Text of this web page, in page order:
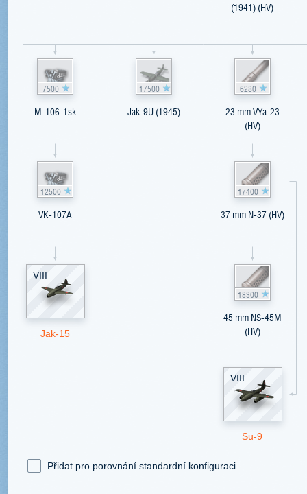
7500
M-106-1sk
12500
VK-107A
VIII
Jak-15
17500
Jak-9U (1945)
(1941) (HV)
6280
23 mm VYa-23
(HV)
17400
37 mm N-37 (HV)
18300
45 mm NS-45M
(HV)
VIII
Su-9
Přidat pro porovnání standardní konfiguraci